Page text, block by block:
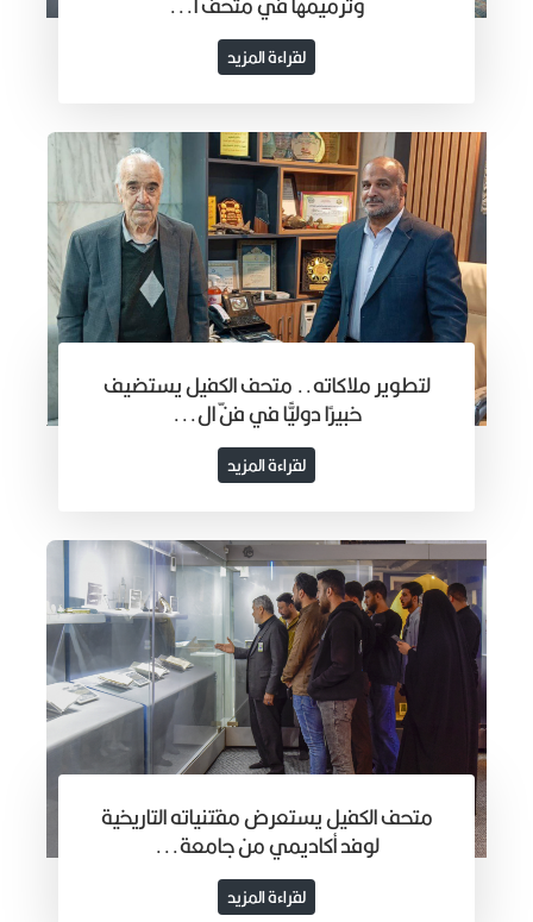
لقراءة المزيد
لتطوير ملاكاته.. متحف الكفيل يستضيف
خبيرًا دوليًّا في فنّ ال...
لقراءة المزيد
متحف الكفيل يستعرض مقتنياته التاريخية
لوفد أكاديمي من جامعة...
لقراءة المزيد